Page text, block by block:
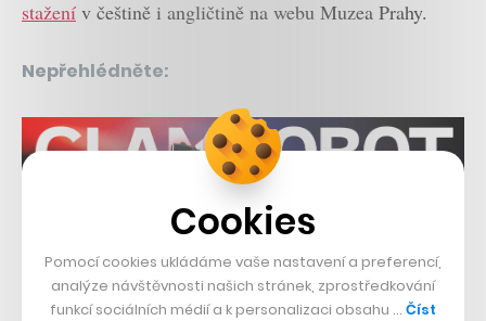
stažení v češtině i angličtině na webu Muzea Prahy.
Nepřehlédněte:
Související témata:
Cookies
Pomocí cookies ukládáme vaše nastavení a preferencí,
analýze návštěvnosti našich stránek, zprostředkování
funkcí sociálních médií a k personalizaci obsahu … Číst